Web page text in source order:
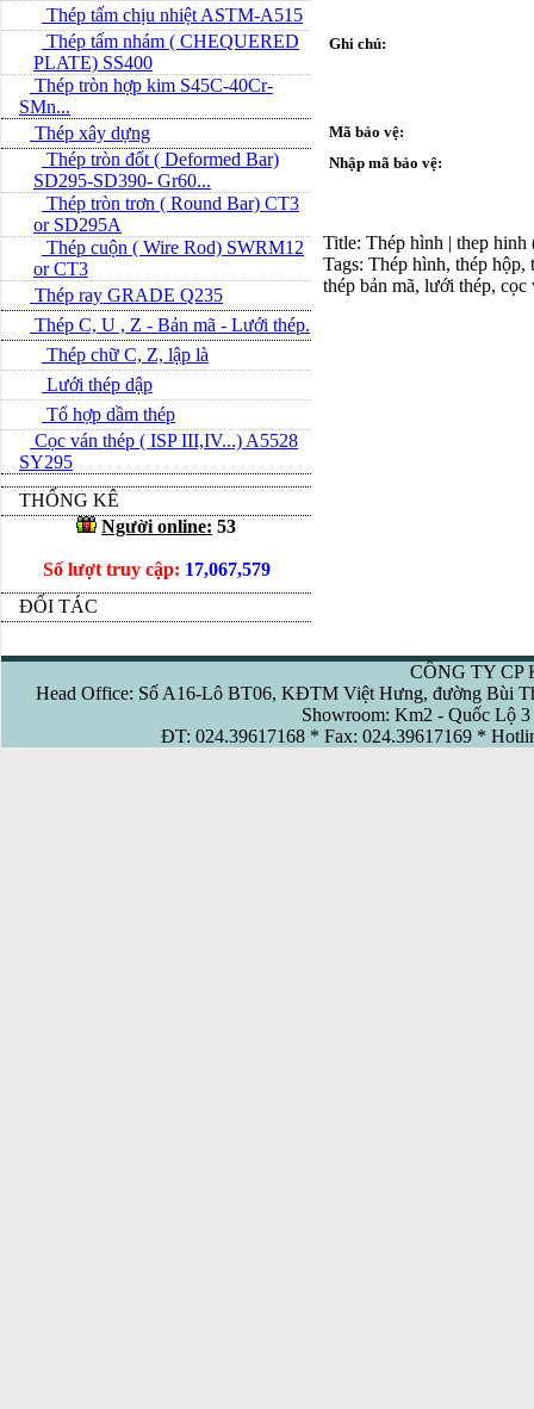
Thép tấm chịu nhiệt ASTM-A515
Thép tấm nhám ( CHEQUERED
PLATE) SS400
Thép tròn hợp kim S45C-40Cr-
SMn...
Thép xây dựng
Thép tròn đốt ( Deformed Bar)
SD295-SD390- Gr60...
Thép tròn trơn ( Round Bar) CT3
or SD295A
Thép cuộn ( Wire Rod) SWRM12
or CT3
Thép ray GRADE Q235
Thép C, U , Z - Bản mã - L­ưới thép.
Thép chữ C, Z, lập là
Lưới thép dập
Tổ hợp dầm thép
Cọc ván thép ( ISP III,IV...) A5528
SY295
THỐNG KÊ
Người online: 53
Số lượt truy cập: 17,067,579
ĐỐI TÁC
Ghi chú:
Mã bảo vệ:
Nhập mã bảo vệ:
Title: Thép hình | thep
Tags: Thép hình, thép hộp,
thép bản mã, lưới thép, cọc
CÔNG TY CP
Head Office: Số A16-Lô BT06, KĐTM Việt Hưng, đường Bùi
Showroom: Km2 - Quốc Lộ
ĐT: 024.39617168 * Fax: 024.39617169 *